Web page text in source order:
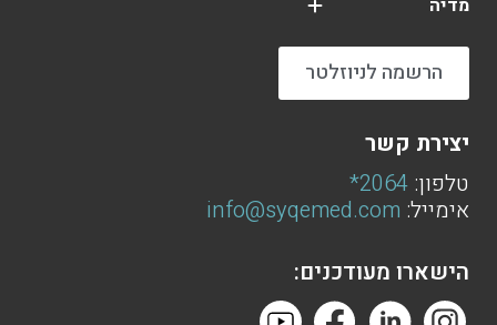
מדיה
הרשמה לניוזלטר
יצירת קשר
טלפון: 2064*
אימייל: info@syqemed.com
הישארו מעודכנים: